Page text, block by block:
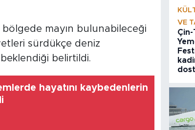
mayın bulunabileceği
sürdükçe deniz
belirtildi.
hayatını kaybedenlerin
VE